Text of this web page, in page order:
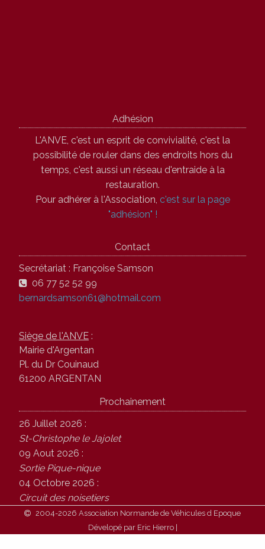
Adhésion
L'ANVE, c'est un esprit de convivialité, c'est la
possibilité de rouler dans des endroits hors du
temps, c'est aussi un réseau d'entraide à la
restauration.
Pour adhérer à l'Association, c'est sur la page
"adhésion" !
Contact
Secrétariat : Françoise Samson
06 77 52 52 99
bernardsamson61@hotmail.com
Siège de l'ANVE :
Mairie d'Argentan
Pl. du Dr Couinaud
61200 ARGENTAN
Prochainement
26 Juillet 2026 :
St-Christophe le Jajolet
09 Aout 2026 :
Sortie Pique-nique
04 Octobre 2026 :
Circuit des noisetiers
2004-2026 Association Normande de Véhicules d Epoque
Dévelopé par Eric Hierro |